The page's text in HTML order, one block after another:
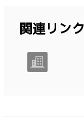
関連リンク